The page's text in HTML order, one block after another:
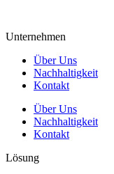
Unternehmen
Über Uns
Nachhaltigkeit
Kontakt
Über Uns
Nachhaltigkeit
Kontakt
Lösung